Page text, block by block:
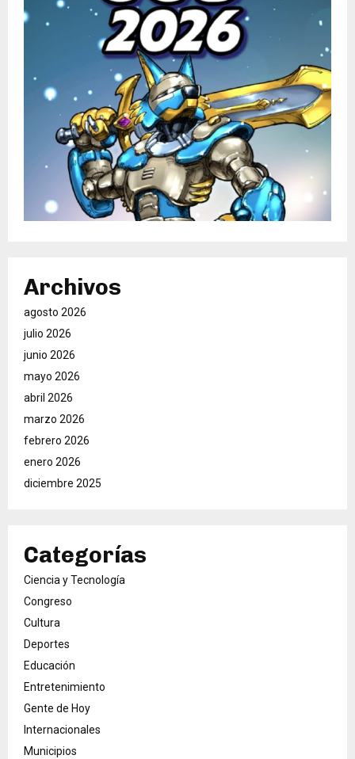
Archivos
agosto 2026
julio 2026
junio 2026
mayo 2026
abril 2026
marzo 2026
febrero 2026
enero 2026
diciembre 2025
Categorías
Ciencia y Tecnología
Congreso
Cultura
Deportes
Educación
Entretenimiento
Gente de Hoy
Internacionales
Municipios